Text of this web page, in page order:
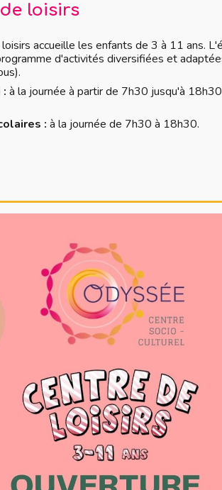
loisirs
accueille les enfants de 3 à 11 ans.
d'activités diversifiées et
:à la journée à partir de 7h30 jusqu'à
:à la journée de 7h30 à 18h30.